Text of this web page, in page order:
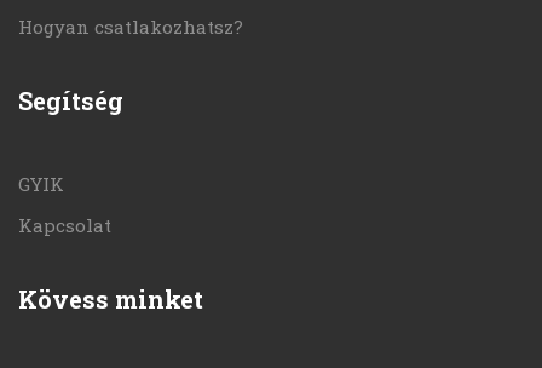
Hogyan csatlakozhatsz?
Segítség
GYIK
Kapcsolat
Kövess minket